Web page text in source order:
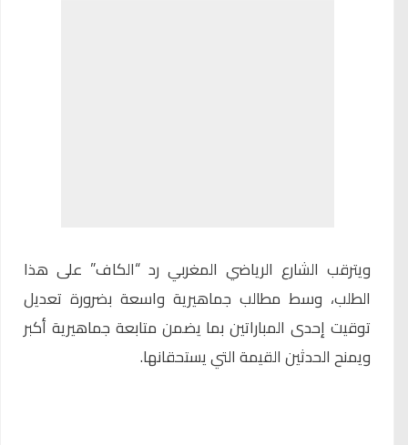
ويترقب الشارع الرياضي المغربي رد “الكاف” على هذا
الطلب، وسط مطالب جماهيرية واسعة بضرورة تعديل
توقيت إحدى المباراتين بما يضمن متابعة جماهيرية أكبر
ويمنح الحدثين القيمة التي يستحقانها.